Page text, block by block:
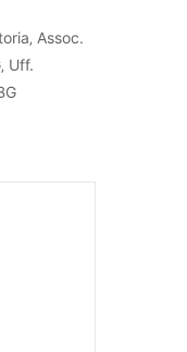
Assoc.
Uff.